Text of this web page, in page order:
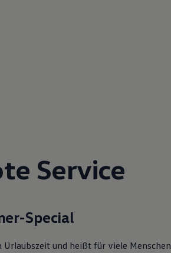
Service
Special
Urlaubszeit und heißt für viele Menschen